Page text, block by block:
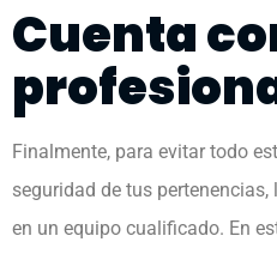
Cuenta
Finalmente, para evitar todo
seguridad de tus
en un equipo cualificado. En